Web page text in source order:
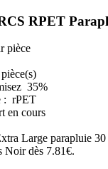
RPET
pièce
35%
: rPET
en cours